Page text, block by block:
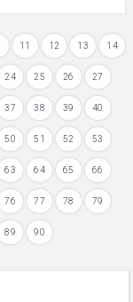
11 12 13 14
24 25 26 27
37 38 39 40
50 51 52 53
63 64 65 66
76 77 78 79
89 90